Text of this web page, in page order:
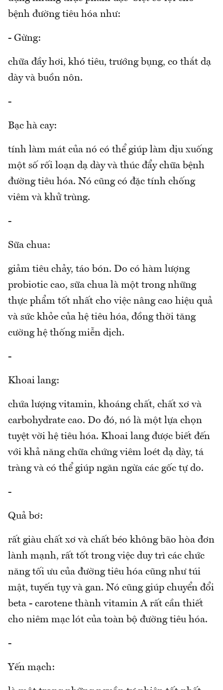
bệnh đường tiêu hóa như:
- Gừng:
chữa đầy hơi, khó tiêu, trướng bụng, co thắt dạ
dày và buồn nôn.
-
Bạc hà cay:
tính làm mát của nó có thể giúp làm dịu xuống
một số rối loạn dạ dày và thúc đẩy chữa bệnh
đường tiêu hóa. Nó cũng có đặc tính chống
viêm và khử trùng.
-
Sữa chua:
giảm tiêu chảy, táo bón. Do có hàm lượng
probiotic cao, sữa chua là một trong những
thực phẩm tốt nhất cho việc nâng cao hiệu quả
và sức khỏe của hệ tiêu hóa, đồng thời tăng
cường hệ thống miễn dịch.
-
Khoai lang:
chứa lượng vitamin, khoáng chất, chất xơ và
carbohydrate cao. Do đó, nó là một lựa chọn
tuyệt vời hệ tiêu hóa. Khoai lang được biết đến
với khả năng chữa chứng viêm loét dạ dày, tá
tràng và có thể giúp ngăn ngừa các gốc tự do.
-
Quả bơ:
rất giàu chất xơ và chất béo không bão hòa đơn
lành mạnh, rất tốt trong việc duy trì các chức
năng tối ưu của đường tiêu hóa cũng như túi
mật, tuyến tụy và gan. Nó cũng giúp chuyển đổi
beta - carotene thành vitamin A rất cần thiết
cho niêm mạc lót của toàn bộ đường tiêu hóa.
-
Yến mạch: